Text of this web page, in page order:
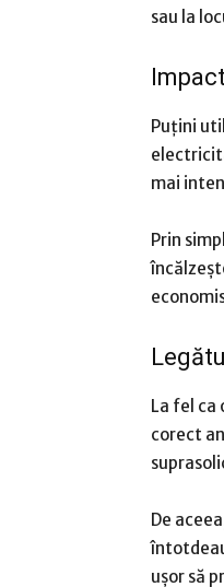
sau la
Puțini
mai
Prin
La fel
corect
De
ușor să